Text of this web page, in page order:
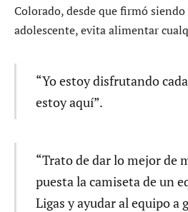
Colorado, desde que firmó siendo
adolescente, evita alimentar
“Yo estoy disfrutando
estoy aquí”.
“Trato de dar lo mejor de
puesta la camiseta de un
Ligas y ayudar al equipo a